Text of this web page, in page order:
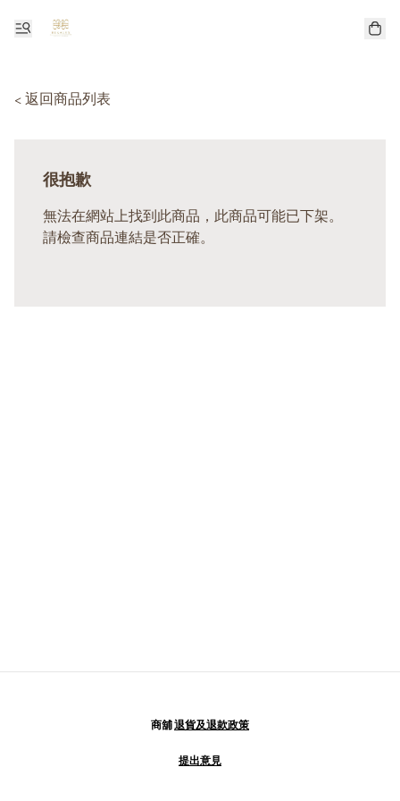
< 返回商品列表
很抱歉
無法在網站上找到此商品，此商品可能已下架。
請檢查商品連結是否正確。
商舖退貨及退款政策
提出意見